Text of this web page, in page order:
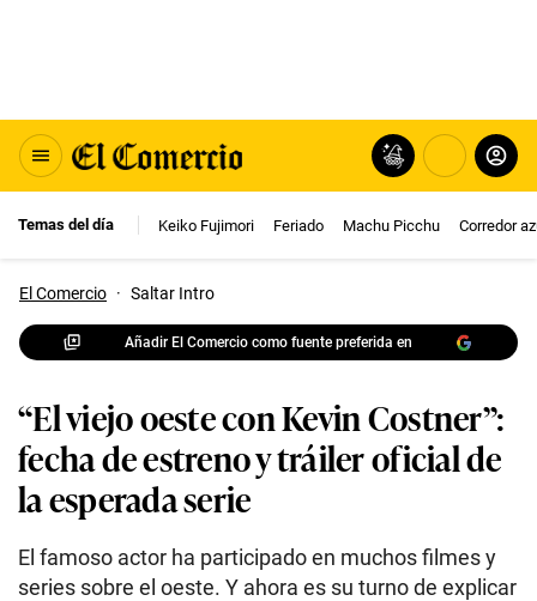
Temas del día Keiko Fujimori Feriado Machu Picchu Corredor
El Comercio · Saltar Intro
Añadir El Comercio como fuente preferida en
“El viejo oeste con Kevin Costner”:
fecha de estreno y tráiler oficial de
la esperada serie
El famoso actor ha participado en muchos filmes y
series sobre el oeste. Y ahora es su turno de explicar